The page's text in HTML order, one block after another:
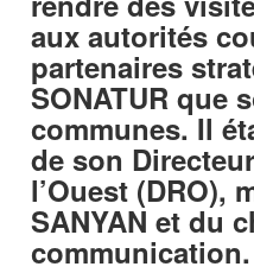
aux autorités
partenaires
SONATUR que
communes. Il
de son
l’Ouest (DRO),
SANYAN et du
communication.